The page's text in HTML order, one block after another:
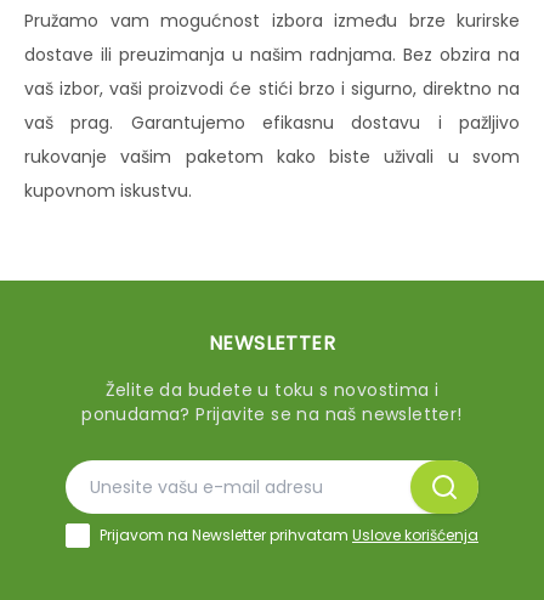
Pružamo vam mogućnost izbora između brze kurirske
dostave ili preuzimanja u našim radnjama. Bez obzira na
vaš izbor, vaši proizvodi će stići brzo i sigurno, direktno na
vaš prag. Garantujemo efikasnu dostavu i pažljivo
rukovanje vašim paketom kako biste uživali u svom
kupovnom iskustvu.
NEWSLETTER
Želite da budete u toku s novostima i
ponudama? Prijavite se na naš newsletter!
Prijavom na Newsletter prihvatam Uslove korišćenja